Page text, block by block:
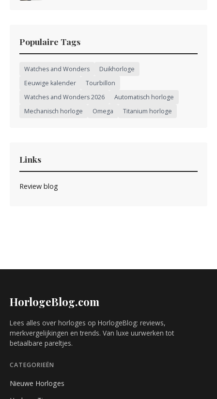
Populaire Tags
Watches and Wonders
Duikhorloge
Eeuwige kalender
Tourbillon
Watches and Wonders 2026
Automatisch horloge
Mechanisch horloge
Omega Titanium horloge
Links
Review blog
HorlogeBlog.com
Lees alles over horloges op HorlogeBlog: reviews,
merkvergelijkingen en trends. Van luxe uurwerken tot
betaalbare pareltjes.
CATEGORIEËN
Nieuwe Horloges